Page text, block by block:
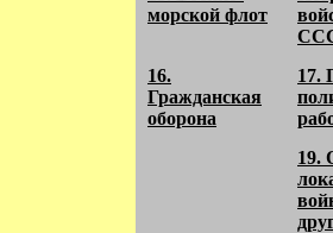
морской флот
16.
Гражданская
оборона
17.
19.